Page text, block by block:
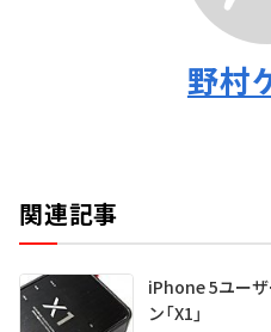
野村
関連記事
iPhone 5ユー
ン「X1」